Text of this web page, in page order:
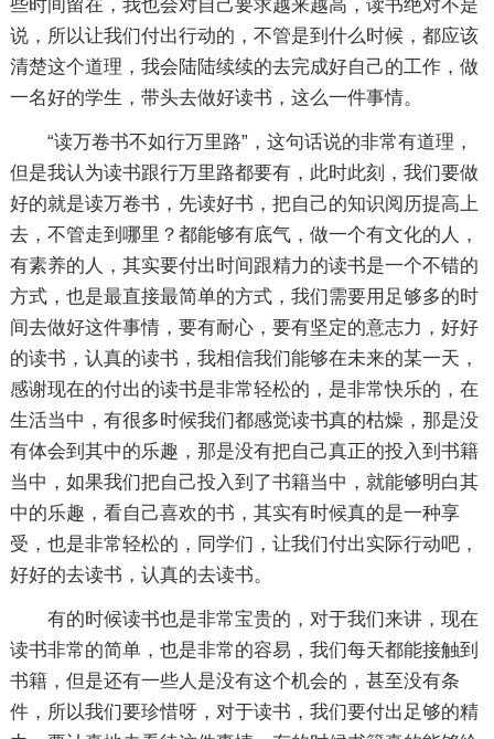
些时间留在，我也会对自己要求越来越高，读书绝对不是
说，所以让我们付出行动的，不管是到什么时候，都应该
清楚这个道理，我会陆陆续续的去完成好自己的工作，做
一名好的学生，带头去做好读书，这么一件事情。
“读万卷书不如行万里路”，这句话说的非常有道理，
但是我认为读书跟行万里路都要有，此时此刻，我们要做
好的就是读万卷书，先读好书，把自己的知识阅历提高上
去，不管走到哪里？都能够有底气，做一个有文化的人，
有素养的人，其实要付出时间跟精力的读书是一个不错的
方式，也是最直接最简单的方式，我们需要用足够多的时
间去做好这件事情，要有耐心，要有坚定的意志力，好好
的读书，认真的读书，我相信我们能够在未来的某一天，
感谢现在的付出的读书是非常轻松的，是非常快乐的，在
生活当中，有很多时候我们都感觉读书真的枯燥，那是没
有体会到其中的乐趣，那是没有把自己真正的投入到书籍
当中，如果我们把自己投入到了书籍当中，就能够明白其
中的乐趣，看自己喜欢的书，其实有时候真的是一种享
受，也是非常轻松的，同学们，让我们付出实际行动吧，
好好的去读书，认真的去读书。
有的时候读书也是非常宝贵的，对于我们来讲，现在
读书非常的简单，也是非常的容易，我们每天都能接触到
书籍，但是还有一些人是没有这个机会的，甚至没有条
件，所以我们要珍惜呀，对于读书，我们要付出足够的精